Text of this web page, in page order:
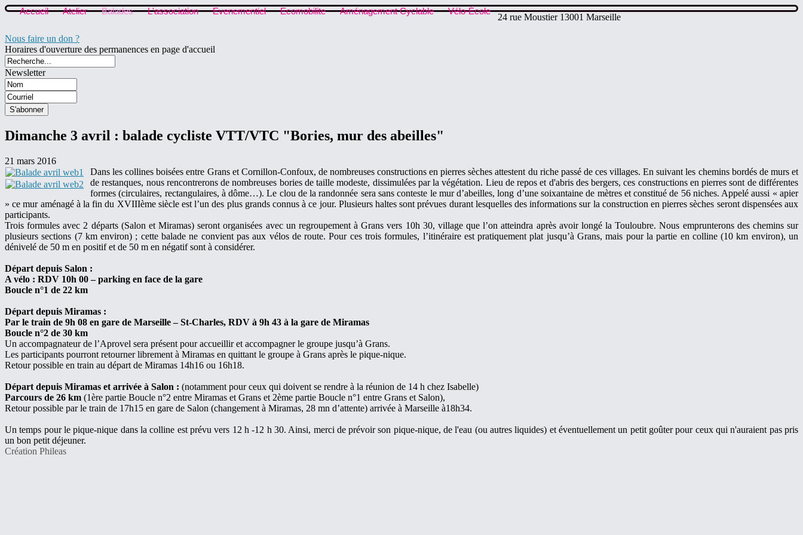
Accueil Atelier Balades L'association Evenementiel Ecomobilite Aménagement Cyclable Vélo-École
24 rue Moustier 13001 Marseille
Nous faire un don ?
Horaires d'ouverture des permanences en page d'accueil
Newsletter
Dimanche 3 avril : balade cycliste VTT/VTC "Bories, mur des abeilles"
21 mars 2016
Dans les collines boisées entre Grans et Cornillon-Confoux, de nombreuses constructions en pierres sèches attestent du riche passé de ces villages. En suivant les chemins bordés de murs et
de restanques, nous rencontrerons de nombreuses bories de taille modeste, dissimulées par la végétation. Lieu de repos et d'abris des bergers, ces constructions en pierres sont de différentes
formes (circulaires, rectangulaires, à dôme…). Le clou de la randonnée sera sans conteste le mur d’abeilles, long d’une soixantaine de mètres et constitué de 56 niches. Appelé aussi « apier
» ce mur aménagé à la fin du XVIIIème siècle est l’un des plus grands connus à ce jour. Plusieurs haltes sont prévues durant lesquelles des informations sur la construction en pierres sèches seront dispensées aux
participants.
Trois formules avec 2 départs (Salon et Miramas) seront organisées avec un regroupement à Grans vers 10h 30, village que l’on atteindra après avoir longé la Touloubre. Nous emprunterons des chemins sur
plusieurs sections (7 km environ) ; cette balade ne convient pas aux vélos de route. Pour ces trois formules, l’itinéraire est pratiquement plat jusqu’à Grans, mais pour la partie en colline (10 km environ), un
dénivelé de 50 m en positif et de 50 m en négatif sont à considérer.
Départ depuis Salon :
A vélo : RDV 10h 00 – parking en face de la gare
Boucle n°1 de 22 km
Départ depuis Miramas :
Par le train de 9h 08 en gare de Marseille – St-Charles, RDV à 9h 43 à la gare de Miramas
Boucle n°2 de 30 km
Un accompagnateur de l’Aprovel sera présent pour accueillir et accompagner le groupe jusqu’à Grans.
Les participants pourront retourner librement à Miramas en quittant le groupe à Grans après le pique-nique.
Retour possible en train au départ de Miramas 14h16 ou 16h18.
Départ depuis Miramas et arrivée à Salon : (notamment pour ceux qui doivent se rendre à la réunion de 14 h chez Isabelle)
Parcours de 26 km (1ère partie Boucle n°2 entre Miramas et Grans et 2ème partie Boucle n°1 entre Grans et Salon),
Retour possible par le train de 17h15 en gare de Salon (changement à Miramas, 28 mn d’attente) arrivée à Marseille à18h34.
Un temps pour le pique-nique dans la colline est prévu vers 12 h -12 h 30. Ainsi, merci de prévoir son pique-nique, de l'eau (ou autres liquides) et éventuellement un petit goûter pour ceux qui n'auraient pas pris
un bon petit déjeuner.
Création Phileas